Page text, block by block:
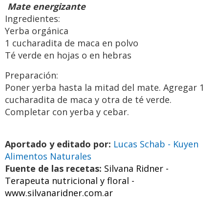
Mate energizante
Ingredientes:
Yerba orgánica
1 cucharadita de maca en polvo
Té verde en hojas o en hebras
Preparación:
Poner yerba hasta la mitad del mate. Agregar 1
cucharadita de maca y otra de té verde.
Completar con yerba y cebar.
Aportado y editado por: Lucas Schab - Kuyen
Alimentos Naturales
Fuente de las recetas: Silvana Ridner -
Terapeuta nutricional y floral -
www.silvanaridner.com.ar